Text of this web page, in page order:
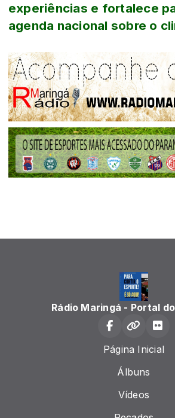
experiências e fortalece
agenda nacional sobre o
Rádio Maringá - Portal
Página Inicial
Álbuns
Vídeos